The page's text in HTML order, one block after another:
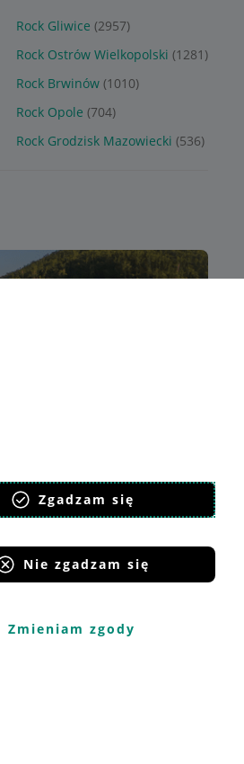
Zgadzam się
Nie zgadzam się
Zmieniam zgody
Rock Gliwice (2957)
Rock Ostrów Wielkopolski (1281)
Rock Brwinów (1010)
Rock Opole (704)
Rock Grodzisk Mazowiecki (536)